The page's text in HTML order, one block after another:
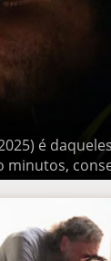
é daqueles
expec...